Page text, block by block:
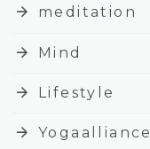
arrow_forward
meditation
arrow_forward
Mind
arrow_forward Lifestyle
arrow_forward Yogaalliance